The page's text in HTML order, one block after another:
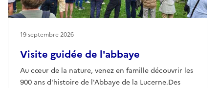
Visite guidée de l'abbaye
Au cœur de la nature, venez en famille découvrir les
900 ans d'histoire de l'Abbaye de la Lucerne.Des
19 septembre 2026